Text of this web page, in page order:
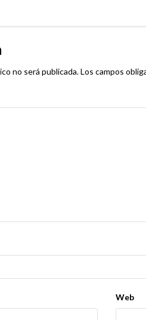
no será publicada.Los campos
Web